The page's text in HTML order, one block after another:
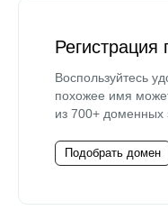
Воспользуйтесь
похожее имя
из 700+ доменных
Подобрать домен